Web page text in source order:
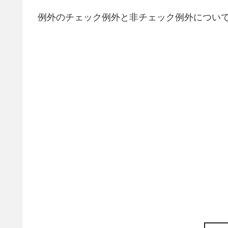
例外のチェック例外と非チェック例外につい